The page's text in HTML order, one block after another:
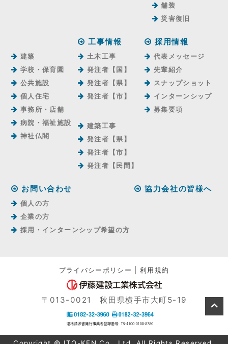
舗装
災害復旧
建築
学校・保育園
公共施設
個人住宅
事務所・店舗
病院・福祉施設
神社仏閣
工事情報
土木工事
発注者【国】
発注者【県】
発注者【市】
建築工事
発注者【県】
発注者【市】
発注者【⺠間】
採用情報
代表メッセージ
先輩紹介
スナップショット
インターンシップ
募集要項
お問い合わせ
個人の方
企業の方
採用・インターンシップ希望の方
協力会社の皆様へ
プライバシーポリシー |利用規約
〒013-0021 秋田県横手市大町5-19